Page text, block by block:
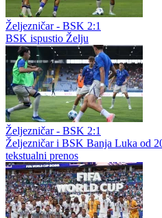
Željezničar - BSK 2:1
BSK ispustio Želju
Željezničar - BSK 2:1
Željezničar i BSK Banja Luka od
tekstualni prenos